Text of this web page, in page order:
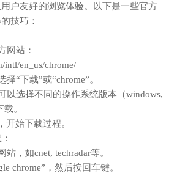
户友好的浏览体验。以下是一些官方
技巧：
网站：
intl/en_us/chrome/
“下载”或“chrome”。
以选择不同的操作系统版本（windows,
。
开始下载过程。
，如cnet, techradar等。
chrome”，然后按回车键。